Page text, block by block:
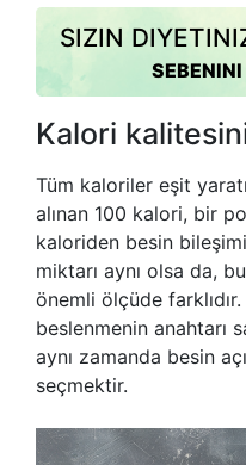
SIZIN
Kalori
Tüm kaloriler eşit
alınan 100 kalori, bir
kaloriden besin bileşimi
miktarı aynı olsa da,
önemli ölçüde farklıdır.
beslenmenin anahtarı
aynı zamanda besin
seçmektir.